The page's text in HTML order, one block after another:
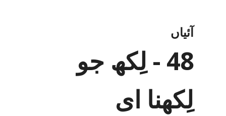
آئیاں
48 - لِکھ جو
لِکھنا ای